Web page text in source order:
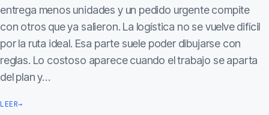
entrega menos unidades y un pedido urgente compite
con otros que ya salieron. La logística no se vuelve difícil
por la ruta ideal. Esa parte suele poder dibujarse con
reglas. Lo costoso aparece cuando el trabajo se aparta
del plan y…
LEER→